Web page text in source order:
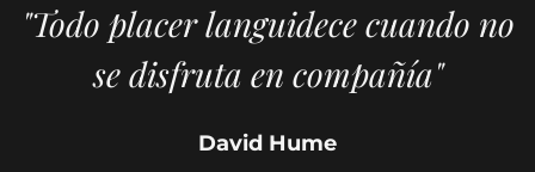
"Todo placer languidece cuando no
se disfruta en compañía"
David Hume